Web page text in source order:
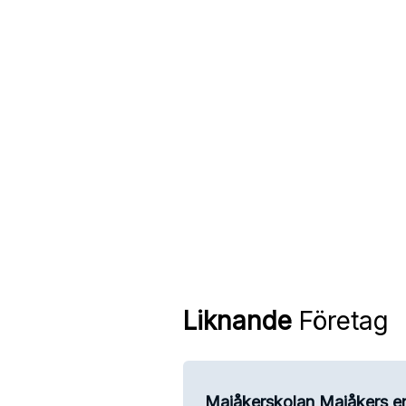
LiknandeFöretag
Majåkerskolan Majåkers